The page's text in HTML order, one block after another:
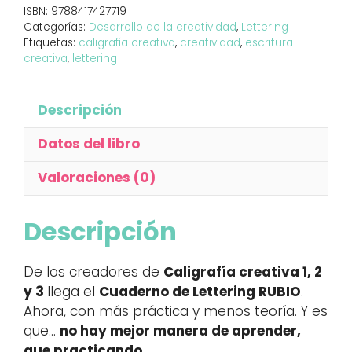
paso
a
ISBN: 9788417427719
Categorías: Desarrollo de la creatividad, Lettering
Etiquetas: caligrafía creativa, creatividad, escritura
creativa, lettering
Descripción
Datos del libro
Valoraciones (0)
Descripción
De los creadores de Caligrafía creativa 1, 2
y 3 llega el Cuaderno de Lettering RUBIO.
Ahora, con más práctica y menos teoría. Y es
que… no hay mejor manera de aprender,